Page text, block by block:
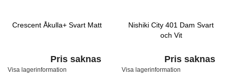
Crescent Åkulla+ Svart Matt
Pris saknas
Visa lagerinformation
Nishiki City 401 Dam Svart
och Vit
Pris saknas
Visa lagerinformation